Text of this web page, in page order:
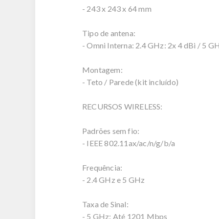
- 243 x 243 x 64 mm
Tipo de antena:
- Omni Interna: 2.4 GHz: 2x 4 dBi / 5
Montagem:
- Teto / Parede (kit incluído)
RECURSOS WIRELESS:
Padrões sem fio:
- IEEE 802.11ax/ac/n/g/b/a
Frequência:
- 2.4 GHz e 5 GHz
Taxa de Sinal:
- 5 GHz: Até 1201 Mbps